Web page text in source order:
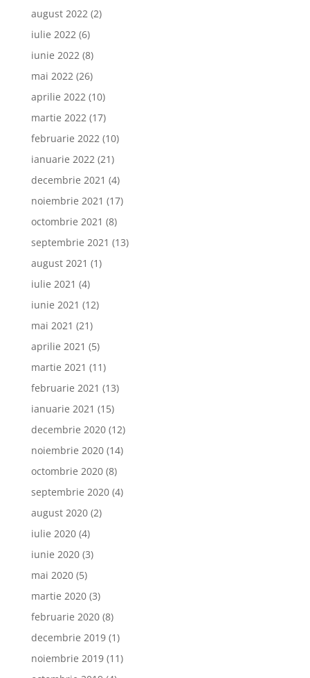
august 2022(2)
iulie 2022(6)
iunie 2022(8)
mai 2022(26)
aprilie 2022(10)
martie 2022(17)
februarie 2022(10)
ianuarie 2022(21)
decembrie 2021 (4)
noiembrie 2021 (17)
octombrie 2021 (8)
septembrie 2021 (13)
august 2021 (1)
iulie 2021 (4)
iunie 2021 (12)
mai 2021 (21)
aprilie 2021 (5)
martie 2021 (11)
februarie 2021 (13)
ianuarie 2021 (15)
decembrie 2020(12)
noiembrie 2020(14)
octombrie 2020(8)
septembrie 2020(4)
august 2020(2)
iulie 2020(4)
iunie 2020(3)
mai 2020(5)
martie 2020(3)
februarie 2020(8)
decembrie 2019(1)
noiembrie 2019(11)